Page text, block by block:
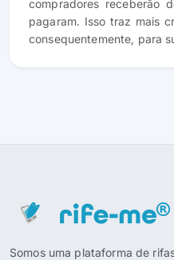
compradores receberão
pagaram. Isso traz mais
consequentemente, para
Somos uma plataforma de